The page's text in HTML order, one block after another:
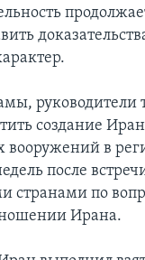
руководители
создание
вооружений в
после
странами по
Ирана.